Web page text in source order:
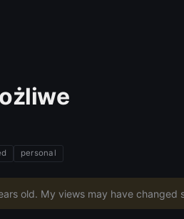
personal
old. My views may have changed